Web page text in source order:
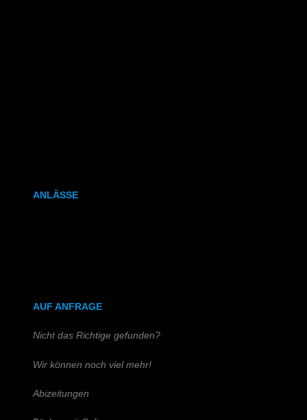
ANLÄSSE
AUF ANFRAGE
Nicht das Richtige gefunden?
Wir können noch viel mehr!
Abizeitungen